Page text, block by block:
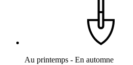
Au printemps - En automne